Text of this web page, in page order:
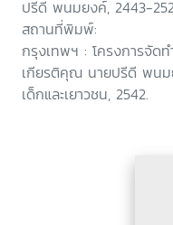
ปรีดี พนมยงค์, 2443-
สถานที่พิมพ์:
กรุงเทพฯ : โครงการจัด
เกียรติคุณ นายปรีดี พน
เด็กและเยาวชน, 2542.